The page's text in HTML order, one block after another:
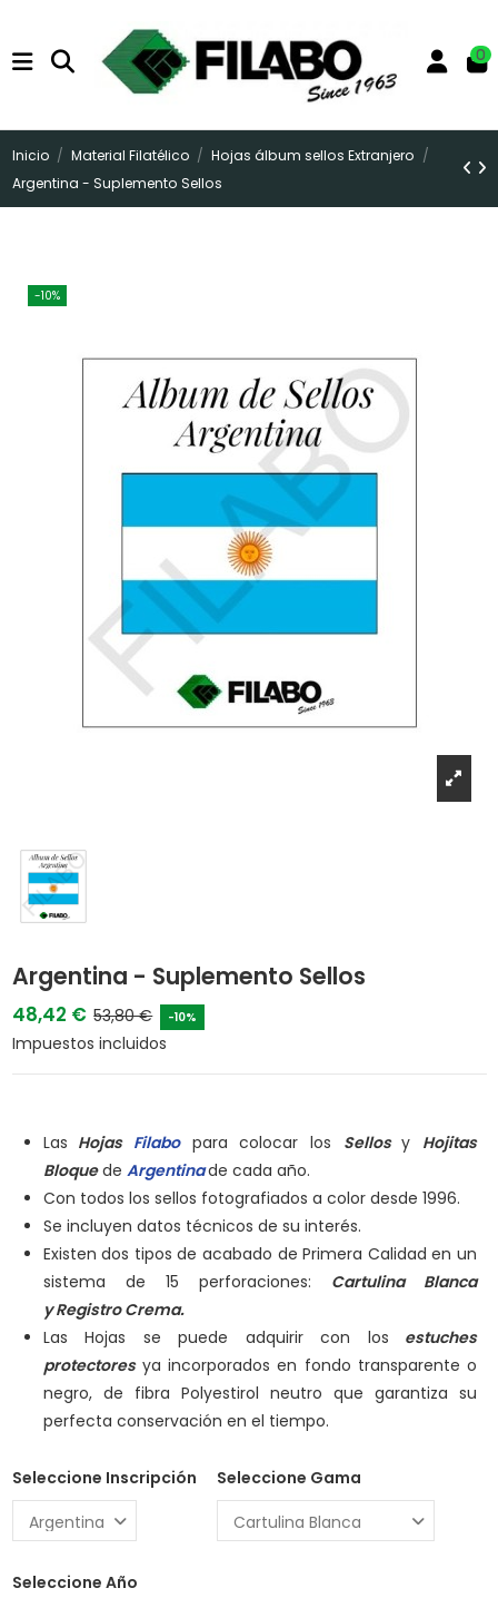
0
Inicio Material Filatélico
Hojas álbum sellos Extranjero
Argentina - Suplemento Sellos
-10%
Argentina - Suplemento Sellos
48,42 € 53,80 € -10%
Impuestos incluidos
Las Hojas Filabo para colocar los Sellos y Hojitas
Bloquede Argentinade cada año.
Con todos los sellos fotografiados a color desde 1996.
Se incluyen datos técnicos de su interés.
Existen dos tipos de acabado de Primera Calidad en un
sistema de 15 perforaciones: Cartulina Blanca
yRegistro Crema.
Las Hojas se puede adquirir con los estuches
protectoresya incorporados en fondo transparente o
negro, de fibra Polyestirol neutro que garantiza su
perfecta conservación en el tiempo.
Seleccione Inscripción Seleccione Gama
Seleccione Año